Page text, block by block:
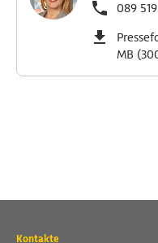
089
MB
Wichtige
Kontakte